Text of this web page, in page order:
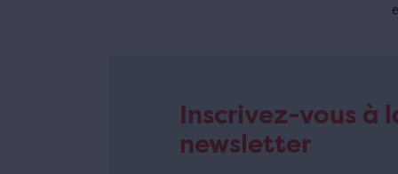
Inscrivez-vous à
newsletter